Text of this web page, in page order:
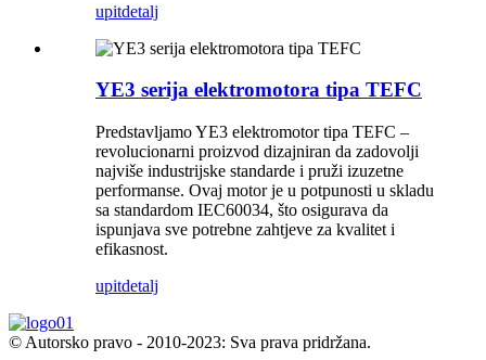
upitdetalj
YE3 serija elektromotora tipa TEFC
Predstavljamo YE3 elektromotor tipa TEFC –
revolucionarni proizvod dizajniran da zadovolji
najviše industrijske standarde i pruži izuzetne
performanse. Ovaj motor je u potpunosti u skladu
sa standardom IEC60034, što osigurava da
ispunjava sve potrebne zahtjeve za kvalitet i
efikasnost.
upitdetalj
© Autorsko pravo - 2010-2023: Sva prava pridržana.